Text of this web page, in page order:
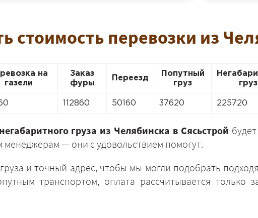
стоимость перевозки из
на
газели
Заказ
фуры
Переезд
Попутный
груз
груз
112860 50160 37620 225720
груза из Челябинска в Сясьстрой
— они с удовольствием помогут.
и точный адрес, чтобы мы могли подобрать
транспортом, оплата рассчитывается только
+7 (499) 520-05-23
ЗАКАЗАТЬ